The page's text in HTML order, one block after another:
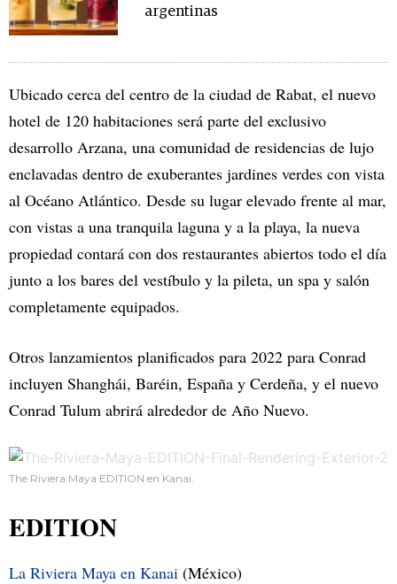
argentinas
Ubicado cerca del centro de la ciudad de Rabat, el nuevo
hotel de 120 habitaciones será parte del exclusivo
desarrollo Arzana, una comunidad de residencias de lujo
enclavadas dentro de exuberantes jardines verdes con vista
al Océano Atlántico. Desde su lugar elevado frente al mar,
con vistas a una tranquila laguna y a la playa, la nueva
propiedad contará con dos restaurantes abiertos todo el día
junto a los bares del vestíbulo y la pileta, un spa y salón
completamente equipados.
Otros lanzamientos planificados para 2022 para Conrad
incluyen Shanghái, Baréin, España y Cerdeña, y el nuevo
Conrad Tulum abrirá alrededor de Año Nuevo.
The Riviera Maya EDITION en Kanai.
EDITION
La Riviera Maya en Kanai (México)